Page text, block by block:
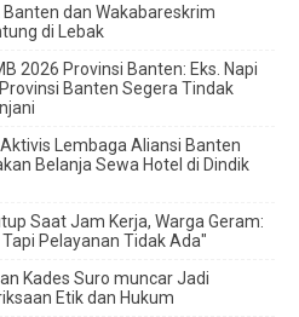
Banten dan Wakabareskrim
di Lebak
2026 Provinsi Banten: Eks. Napi
Banten Segera Tindak
Lembaga Aliansi Banten
Belanja Sewa Hotel di Dindik
Saat Jam Kerja, Warga Geram:
Pelayanan Tidak Ada"
Kades Suro muncar Jadi
Etik dan Hukum